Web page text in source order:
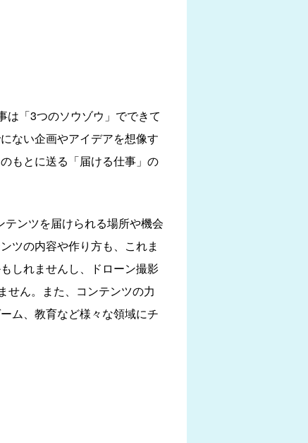
は「3つのソウゾウ」でできて
ない企画やアイデアを想像す
もとに送る「届ける仕事」の
テンツを届けられる場所や機会
ツの内容や作り方も、これま
しれませんし、ドローン撮影
せん。また、コンテンツの力
ム、教育など様々な領域にチ